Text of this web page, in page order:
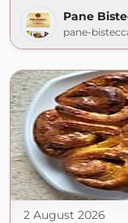
Pane
pane-
2 August 2026